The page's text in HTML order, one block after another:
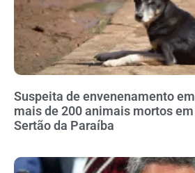
Suspeita de envenenamento
mais de 200 animais mortos
Sertão da Paraíba